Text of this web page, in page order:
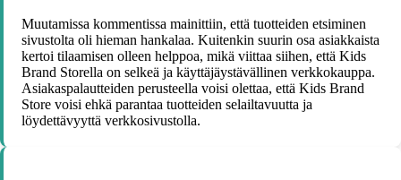
Muutamissa kommentissa mainittiin, että tuotteiden etsiminen
sivustolta oli hieman hankalaa. Kuitenkin suurin osa asiakkaista
kertoi tilaamisen olleen helppoa, mikä viittaa siihen, että Kids
Brand Storella on selkeä ja käyttäjäystävällinen verkkokauppa.
Asiakaspalautteiden perusteella voisi olettaa, että Kids Brand
Store voisi ehkä parantaa tuotteiden selailtavuutta ja
löydettävyyttä verkkosivustolla.